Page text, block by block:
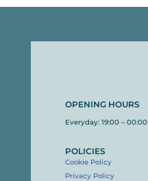
OPENING HOURS
Everyday: 19:00 – 00:00
POLICIES
Cookie Policy
Privacy Policy